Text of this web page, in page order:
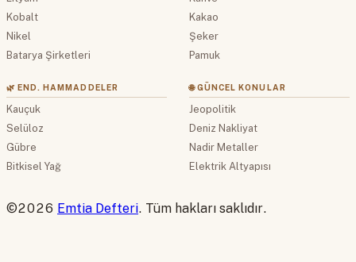
Kobalt
Nikel
Batarya Şirketleri
Kakao
Şeker
Pamuk
🌿 END. HAMMADDELER
Kauçuk
Selüloz
Gübre
Bitkisel Yağ
🌐 GÜNCEL KONULAR
Jeopolitik
Deniz Nakliyat
Nadir Metaller
Elektrik Altyapısı
©2026 Emtia Defteri. Tüm hakları saklıdır.